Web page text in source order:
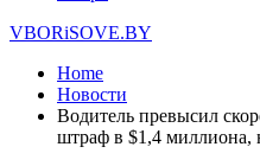
VBORiSOVE.BY
Home
Новости
Водитель превысил
штраф в $1,4 миллиона,